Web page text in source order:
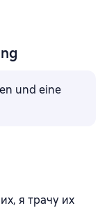
und eine
я трачу их